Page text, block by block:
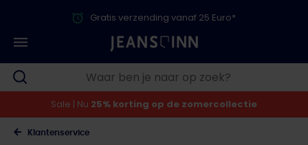
Gratis verzending vanaf 25 Euro*
Sale | Nu 25% korting op de zomercollectie
Klantenservice